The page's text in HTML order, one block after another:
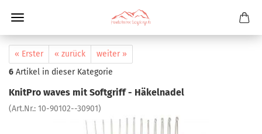
« Erster « zurück
weiter »
6 Artikel in dieser Kategorie
KnitPro waves mit Softgriff - Häkelnadel
(Art.Nr.: 10-90102--30901)